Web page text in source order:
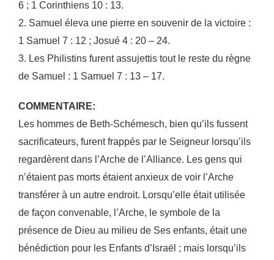
6 ; 1 Corinthiens 10 : 13.
2. Samuel éleva une pierre en souvenir de la victoire :
1 Samuel 7 : 12 ; Josué 4 : 20 – 24.
3. Les Philistins furent assujettis tout le reste du règne
de Samuel : 1 Samuel 7 : 13 – 17.
COMMENTAIRE:
Les hommes de Beth-Schémesch, bien qu’ils fussent
sacrificateurs, furent frappés par le Seigneur lorsqu’ils
regardèrent dans l’Arche de l’Alliance. Les gens qui
n’étaient pas morts étaient anxieux de voir l’Arche
transférer à un autre endroit. Lorsqu’elle était utilisée
de façon convenable, l’Arche, le symbole de la
présence de Dieu au milieu de Ses enfants, était une
bénédiction pour les Enfants d’Israël ; mais lorsqu’ils